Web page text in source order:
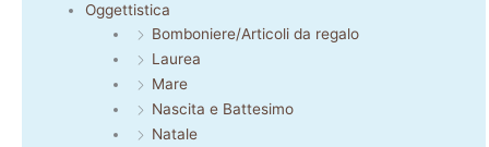
Oggettistica
Bomboniere/Articoli da regalo
Laurea
Mare
Nascita e Battesimo
Natale